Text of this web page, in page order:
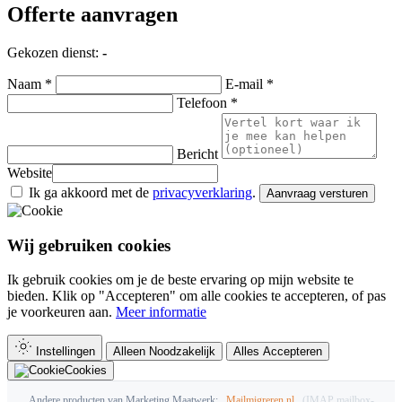
Offerte aanvragen
Gekozen dienst: -
Naam *
E-mail *
Telefoon *
Bericht
Website
Ik ga akkoord met de privacyverklaring. Aanvraag versturen
Wij gebruiken cookies
Ik gebruik cookies om je de beste ervaring op mijn website te
bieden. Klik op "Accepteren" om alle cookies te accepteren, of pas
je voorkeuren aan. Meer informatie
Instellingen Alleen Noodzakelijk
Alles Accepteren
Cookies